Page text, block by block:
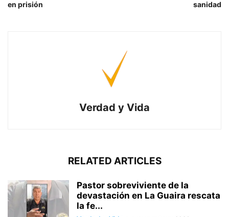
en prisión
sanidad
Verdad y Vida
RELATED ARTICLES
Pastor sobreviviente de la
devastación en La Guaira rescata
la fe...